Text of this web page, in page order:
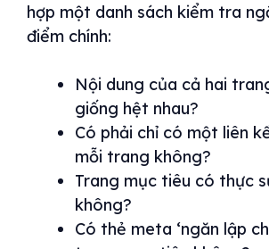
hợp một danh sách kiểm tra
điểm chính:
Nội dung của cả hai
giống hệt nhau?
Có phải chỉ có một liên
mỗi trang không?
Trang mục tiêu có thực
không?
Có thẻ meta ‘ngăn lập